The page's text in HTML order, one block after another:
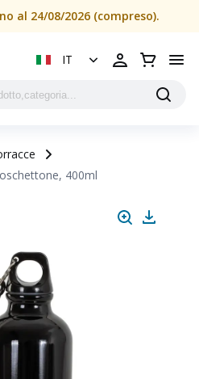
al 24/08/2026 (compreso).
IT
400ml
400ml | SIPEC